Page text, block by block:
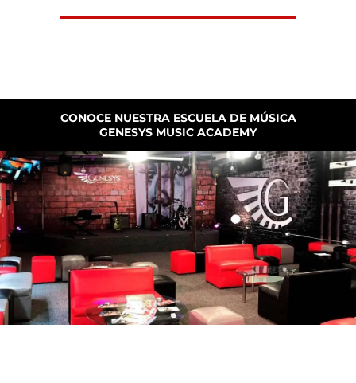
CONOCE NUESTRA ESCUELA DE MÚSICA
GENESYS MUSIC ACADEMY